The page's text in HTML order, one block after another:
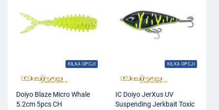
KILKA OPCJI
Doiyo Blaze Micro Whale
5.2cm 5pcs CH
KILKA OPCJI
IC Doiyo JerXus UV
Suspending Jerkbait Toxic